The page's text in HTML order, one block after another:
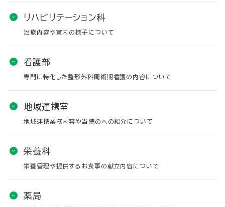
リハビリテーション科
治療内容や室内の様子について
看護部
専門に特化した整形外科周術期看護の内容について
地域連携室
地域連携業務内容や当院のへの紹介について
栄養科
栄養管理や提供するお食事の献立内容について
薬局